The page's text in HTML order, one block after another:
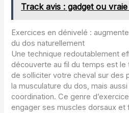
Track avis : gadget ou
Exercices en dénivelé :
du dos naturellement
Une technique redoutablement
découverte au fil du temps est le
de solliciter votre cheval sur des
la musculature du dos, mais aussi
coordination. Ce genre
engager ses muscles dorsaux et